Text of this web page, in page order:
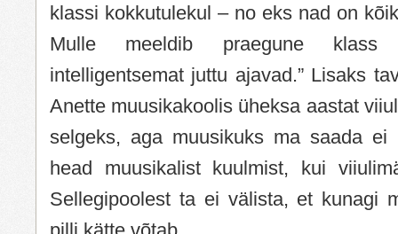
klassi kokkutulekul – no eks nad on
Mulle meeldib praegune klass
intelligentsemat juttu ajavad.” Lisaks
Anette muusikakoolis üheksa aastat
selgeks, aga muusikuks ma saada
head muusikalist kuulmist, kui
Sellegipoolest ta ei välista, et kunagi